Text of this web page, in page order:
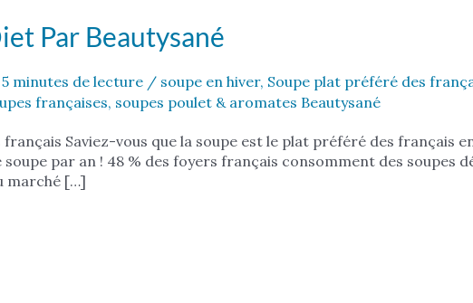
Par Beautysané
5 minutes de lecture/ soupe en hiver, Soupe plat préféré des
françaises, soupes poulet & aromates Beautysané
Saviez-vous que la soupe est le plat préféré des français
par an ! 48 % des foyers français consomment des soupes
marché […]